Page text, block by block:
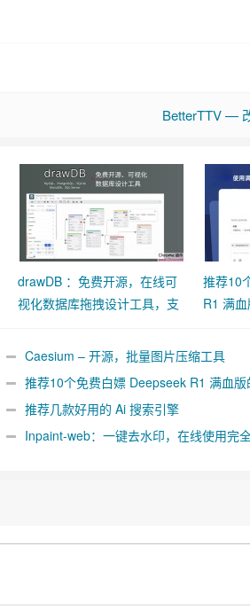
BetterTTV —
drawDB ：免费开源，在线可
视化数据库拖拽设计工具，支
MySQL/PostgreSQL/SQLite
推荐10
R1 满
Caesium – 开源，批量图片压缩工具
推荐10个免费白嫖 Deepseek R1 满血版
推荐几款好用的 Ai 搜索引擎
Inpaint-web：一键去水印，在线使用完全